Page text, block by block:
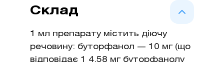
(кольки, кишкова непрохідність,
Склад
1 мл препарату містить діючу
речовину: буторфанол — 10 мг (що
відповідає 1 4.58 мг буторфанолу